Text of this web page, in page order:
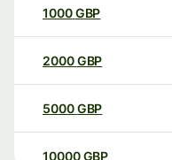
1000GBP
2000GBP
5000GBP
10000 GBP